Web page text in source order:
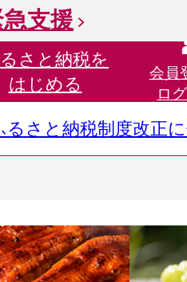
支援
さと納税を
はじめる
会員
ロ
るさと納税制度改正